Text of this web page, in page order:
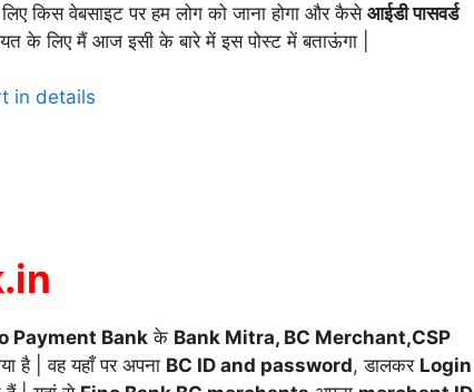
किस वेबसाइट पर हम लोग को जाना होगा और कैसे आईडी पासवर्ड
के लिए मैं आज इसी के बारे में इस पोस्ट में बताऊंगा |
in details
Payment Bankके Bank Mitra, BC Merchant,CSP
है | वह यहाँ पर अपना BC ID and password, डालकर Login